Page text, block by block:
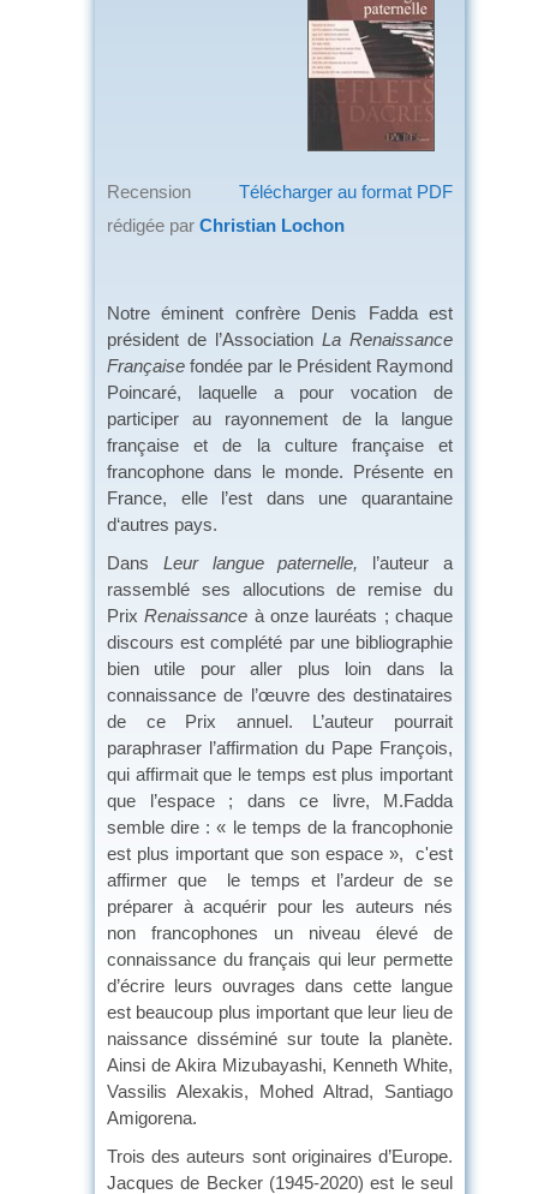
Télécharger au format PDF
Recension
rédigée par Christian Lochon
Notre éminent confrère Denis Fadda est
président de l’Association La Renaissance
Françaisefondée par le Président Raymond
Poincaré, laquelle a pour vocation de
participer au rayonnement de la langue
française et de la culture française et
francophone dans le monde. Présente en
France, elle l’est dans une quarantaine
d‘autres pays.
Dans Leur langue paternelle, l’auteur a
rassemblé ses allocutions de remise du
PrixRenaissance à onze lauréats ; chaque
discours est complété par une bibliographie
bien utile pour aller plus loin dans la
connaissance de l’œuvre des destinataires
de ce Prix annuel. L’auteur pourrait
paraphraser l’affirmation du Pape François,
qui affirmait que le temps est plus important
que l’espace ; dans ce livre, M.Fadda
semble dire : « le temps de la francophonie
est plus important que son espace », c'est
affirmer que le temps et l’ardeur de se
préparer à acquérir pour les auteurs nés
non francophones un niveau élevé de
connaissance du français qui leur permette
d’écrire leurs ouvrages dans cette langue
est beaucoup plus important que leur lieu de
naissance disséminé sur toute la planète.
Ainsi de Akira Mizubayashi, Kenneth White,
Vassilis Alexakis, Mohed Altrad, Santiago
Amigorena.
Trois des auteurs sont originaires d’Europe.
Jacques de Becker (1945-2020) est le seul